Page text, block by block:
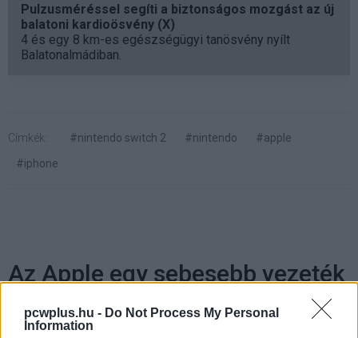
pcwplus.hu - Do Not Process My Personal
Information
Pulzusméréssel segíti a biztonságos mozgást az új
balatoni kardioösvény (X)
4 és egy 8 km-es egészségügyi tanösvény nyílt
Balatonalmádiban.
Címkék: #nintendo switch 2 #nintendo
#apple
#iphone
Az Apple egy sebesebb vezeték
nélküli töltőn dolgozik